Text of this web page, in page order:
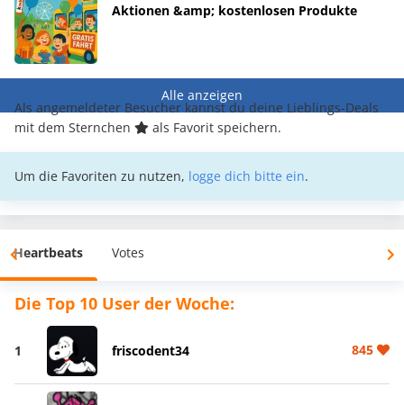
Aktionen &amp; kostenlosen Produkte
Alle anzeigen
Als angemeldeter Besucher kannst du deine Lieblings-Deals
mit dem Sternchen
als Favorit speichern.
Um die Favoriten zu nutzen, logge dich bitte ein.
Heartbeats Votes
Die Top 10 User der Woche:
1 friscodent34 845